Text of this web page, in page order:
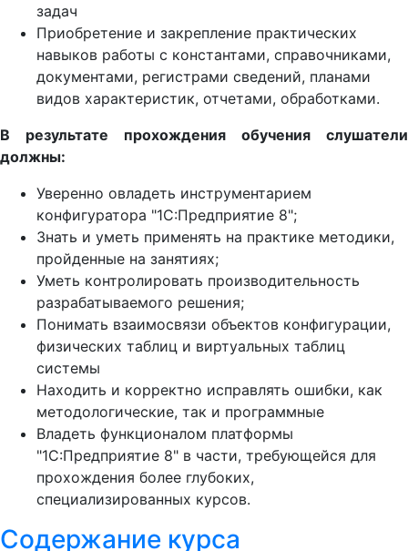
задач
Приобретение и закрепление практических
навыков работы с константами, справочниками,
документами, регистрами сведений, планами
видов характеристик, отчетами, обработками.
В результате прохождения обучения слушатели
должны:
Уверенно овладеть инструментарием
конфигуратора "1С:Предприятие 8";
Знать и уметь применять на практике методики,
пройденные на занятиях;
Уметь контролировать производительность
разрабатываемого решения;
Понимать взаимосвязи объектов конфигурации,
физических таблиц и виртуальных таблиц
системы
Находить и корректно исправлять ошибки, как
методологические, так и программные
Владеть функционалом платформы
"1С:Предприятие 8" в части, требующейся для
прохождения более глубоких,
специализированных курсов.
Содержание курса